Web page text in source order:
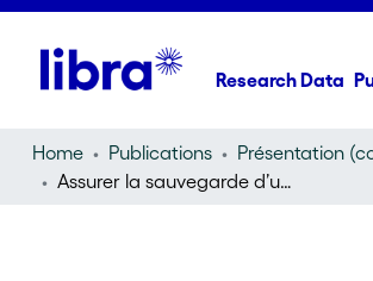
Research Data
Home Publications
Assurer la sauvegarde d’un patrimoine linguistique à partir de sources écrites: la mise en pratique d’une exhaustivité critique dans le glossaire des patois de la Suisse romande